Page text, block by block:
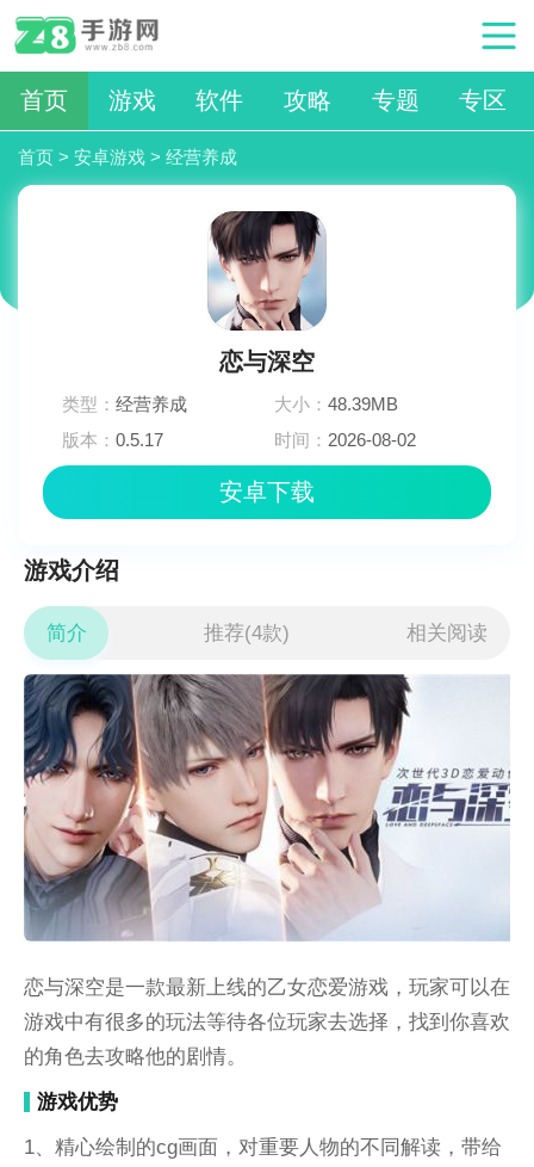
首页 游戏 软件 攻略 专题 专区
首页 > 安卓游戏 > 经营养成
恋与深空
类型：经营养成 大小：48.39MB
版本：0.5.17 时间： 2026-08-02
安卓下载
游戏介绍
简介 推荐(4款) 相关阅读
恋与深空是一款最新上线的乙女恋爱游戏，玩家可以在
游戏中有很多的玩法等待各位玩家去选择，找到你喜欢
的角色去攻略他的剧情。
游戏优势
1、精心绘制的cg画面，对重要人物的不同解读，带给